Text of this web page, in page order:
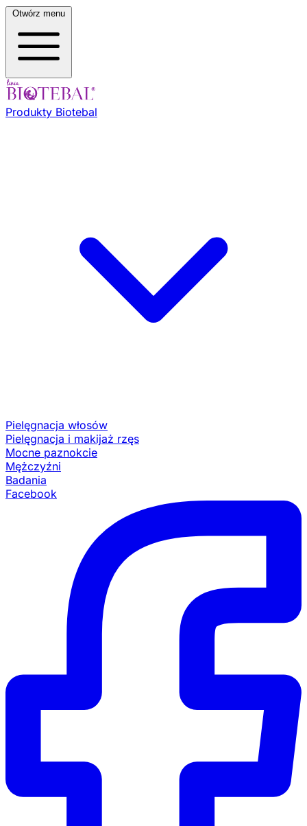
Otwórz menu
Produkty Biotebal
Pielęgnacja włosów
Pielęgnacja i makijaż rzęs
Mocne paznokcie
Mężczyźni
Badania
Facebook